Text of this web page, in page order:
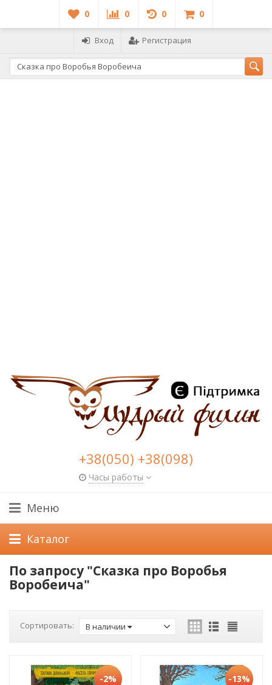
0 0 0 0
Вход Регистрация
+38(050) +38(098)
Часы работы
Меню
Каталог
По запросу "Сказка про Воробья
Воробеича"
Сортировать: В наличии
-2% -13%